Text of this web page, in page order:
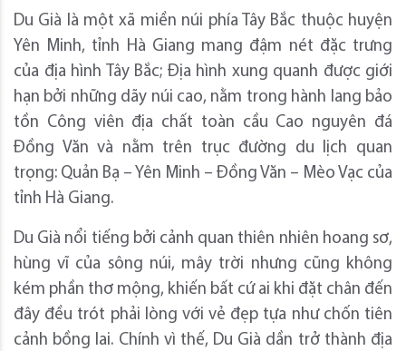
Du Già là một xã miền núi phía Tây Bắc thuộc huyện
Yên Minh, tỉnh Hà Giang mang đậm nét đặc trưng
của địa hình Tây Bắc; Địa hình xung quanh được giới
hạn bởi những dãy núi cao, nằm trong hành lang bảo
tồn Công viên địa chất toàn cầu Cao nguyên đá
Đồng Văn và nằm trên trục đường du lịch quan
trọng: Quản Bạ – Yên Minh – Đồng Văn – Mèo Vạc của
tỉnh Hà Giang.
Du Già nổi tiếng bởi cảnh quan thiên nhiên hoang sơ,
hùng vĩ của sông núi, mây trời nhưng cũng không
kém phần thơ mộng, khiến bất cứ ai khi đặt chân đến
đây đều trót phải lòng với vẻ đẹp tựa như chốn tiên
cảnh bồng lai. Chính vì thế, Du Già dần trở thành địa